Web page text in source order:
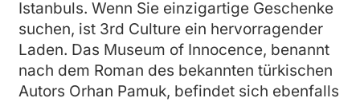
Istanbuls. Wenn Sie einzigartige Geschenke
suchen, ist 3rd Culture ein hervorragender
Laden. Das Museum of Innocence, benannt
nach dem Roman des bekannten türkischen
Autors Orhan Pamuk, befindet sich ebenfalls